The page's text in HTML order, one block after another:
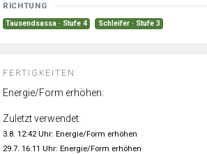
RICHTUNG
Tausendsassa · Stufe 4 Schleifer · Stufe 3
FERTIGKEITEN:
Energie/Form erhöhen:
Zuletzt verwendet:
3.8. 12:42 Uhr: Energie/Form erhöhen
29.7. 16:11 Uhr: Energie/Form erhöhen